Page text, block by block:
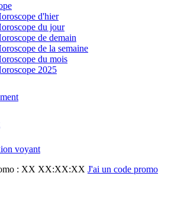
d'hier
du jour
de demain
de la semaine
du mois
2025
voyant
: XX XX:XX:XX J'ai un code promo